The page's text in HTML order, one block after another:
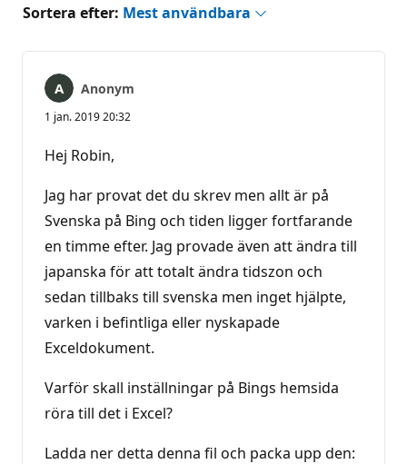
Sortera efter: Mest användbara
Anonym
1 jan. 2019 20:32
Hej Robin,
Jag har provat det du skrev men allt är på
Svenska på Bing och tiden ligger fortfarande
en timme efter. Jag provade även att ändra till
japanska för att totalt ändra tidszon och
sedan tillbaks till svenska men inget hjälpte,
varken i befintliga eller nyskapade
Exceldokument.
Varför skall inställningar på Bings hemsida
röra till det i Excel?
Ladda ner detta denna fil och packa upp den: